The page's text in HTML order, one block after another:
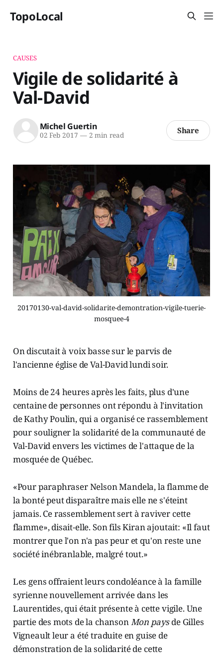
TopoLocal
CAUSES
Vigile de solidarité à
Val-David
Michel Guertin
02 Feb 2017 —2 min read Share
20170130-val-david-solidarite-demontration-vigile-tuerie-
mosquee-4
On discutait à voix basse sur le parvis de
l'ancienne église de Val-David lundi soir.
Moins de 24 heures après les faits, plus d'une
centaine de personnes ont répondu à l'invitation
de Kathy Poulin, qui a organisé ce rassemblement
pour souligner la solidarité de la communauté de
Val-David envers les victimes de l'attaque de la
mosquée de Québec.
«Pour paraphraser Nelson Mandela, la flamme de
la bonté peut disparaître mais elle ne s'éteint
jamais. Ce rassemblement sert à raviver cette
flamme», disait-elle. Son fils Kiran ajoutait: «Il faut
montrer que l'on n'a pas peur et qu'on reste une
société inébranlable, malgré tout.»
Les gens offraient leurs condoléance à la famille
syrienne nouvellement arrivée dans les
Laurentides, qui était présente à cette vigile. Une
partie des mots de la chansonMon paysde Gilles
Vigneault leur a été traduite en guise de
démonstration de la solidarité de cette